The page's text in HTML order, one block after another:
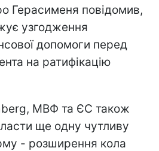
Герасименя повідомив,
узгодження
допомоги перед
на ратифікацію
МВФ та ЄС також
ще одну чутливу
- розширення кола